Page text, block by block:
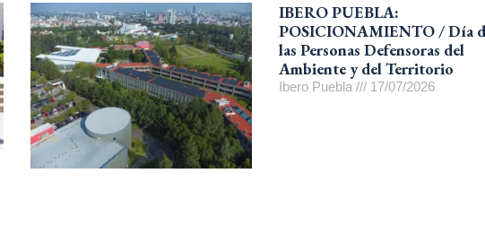
IBERO PUEBLA:
POSICIONAMIENTO / Día
las Personas Defensoras del
Ambiente y del Territorio
Ibero Puebla 17/07/2026